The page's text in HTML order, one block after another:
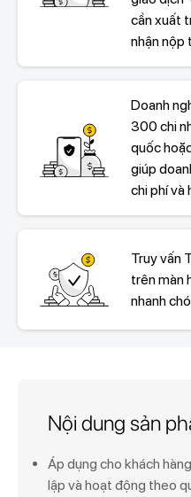
cần xuất
nhận nộp
Doanh
300 chi
quốc
giúp
chi phí và
Truy vấn
trên màn
nhanh
Nội dung sản
Áp dụng cho khách
lập và hoạt động theo